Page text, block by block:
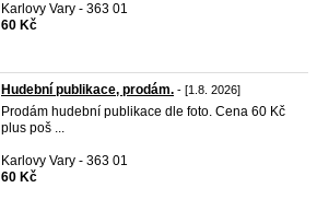
Karlovy Vary - 363 01
60 Kč
Hudební publikace, prodám. - [1.8. 2026]
Prodám hudební publikace dle foto. Cena 60 Kč
plus poš ...
Karlovy Vary - 363 01
60 Kč